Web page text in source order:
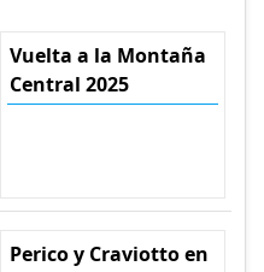
Vuelta a la Montaña
Central 2025
Perico y Craviotto en